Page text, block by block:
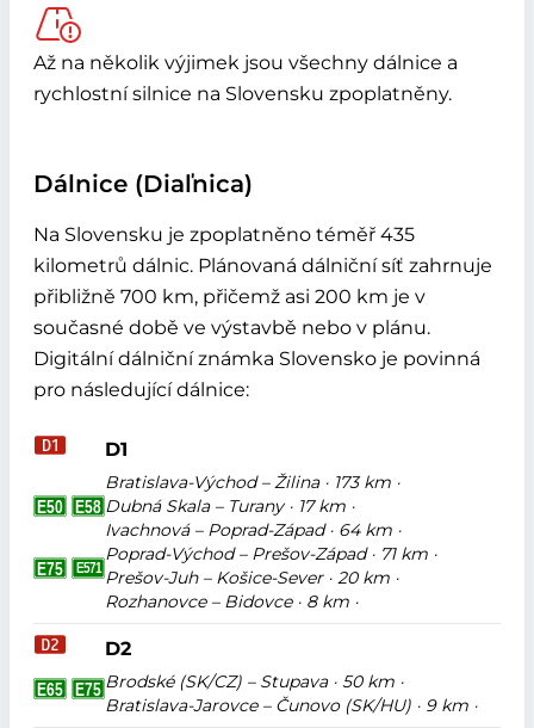
Až na několik výjimek jsou všechny dálnice a
rychlostní silnice na Slovensku zpoplatněny.
Dálnice (Diaľnica)
Na Slovensku je zpoplatněno téměř 435
kilometrů dálnic. Plánovaná dálniční síť zahrnuje
přibližně 700 km, přičemž asi 200 km je v
současné době ve výstavbě nebo v plánu.
Digitální dálniční známka Slovensko je povinná
pro následující dálnice:
D1
Bratislava-Východ – Žilina · 173 km ·
Dubná Skala – Turany · 17 km ·
Ivachnová – Poprad-Západ · 64 km ·
Poprad-Východ – Prešov-Západ · 71 km ·
Prešov-Juh – Košice-Sever · 20 km ·
Rozhanovce – Bidovce · 8 km ·
D2
Brodské (SK/CZ) – Stupava · 50 km ·
Bratislava-Jarovce – Čunovo (SK/HU) · 9 km ·